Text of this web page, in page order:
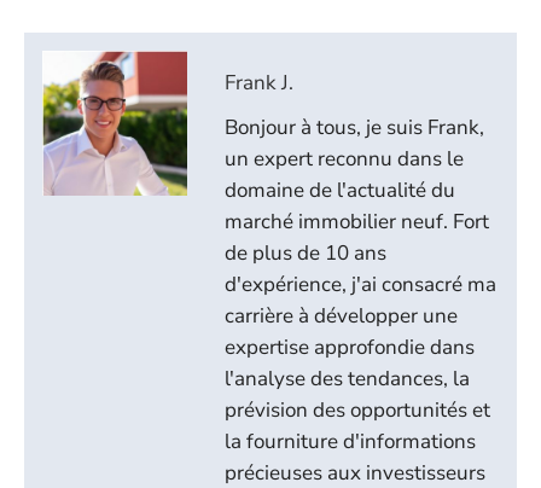
Frank J.
Bonjour à tous, je suis Frank,
un expert reconnu dans le
domaine de l'actualité du
marché immobilier neuf. Fort
de plus de 10 ans
d'expérience, j'ai consacré ma
carrière à développer une
expertise approfondie dans
l'analyse des tendances, la
prévision des opportunités et
la fourniture d'informations
précieuses aux investisseurs